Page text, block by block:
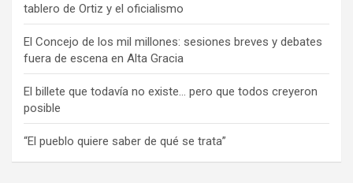
tablero de Ortiz y el oficialismo
El Concejo de los mil millones: sesiones breves y debates
fuera de escena en Alta Gracia
El billete que todavía no existe… pero que todos creyeron
posible
“El pueblo quiere saber de qué se trata”